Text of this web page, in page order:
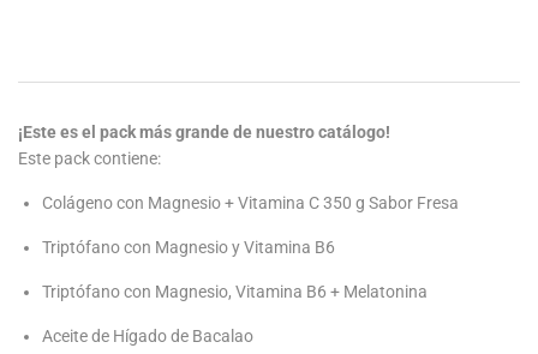
¡Este es el pack más grande de nuestro catálogo!
Este pack contiene:
Colágeno con Magnesio + Vitamina C 350 g Sabor Fresa
Triptófano con Magnesio y Vitamina B6
Triptófano con Magnesio, Vitamina B6 + Melatonina
Aceite de Hígado de Bacalao